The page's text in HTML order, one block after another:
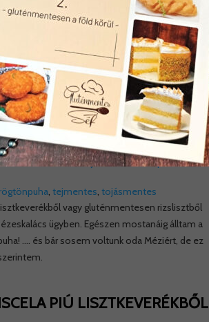
készítettem,Tojásmentes receptekon
rögtönpuha, tejmentes, tojásmentes
vagy gluténmentesen rizslisztből
ügyben. Egészen mostanáig álltam a
…. és bár sosem voltunk oda Méziért, de ez
PIÚ LISZTKEVERÉKBŐL